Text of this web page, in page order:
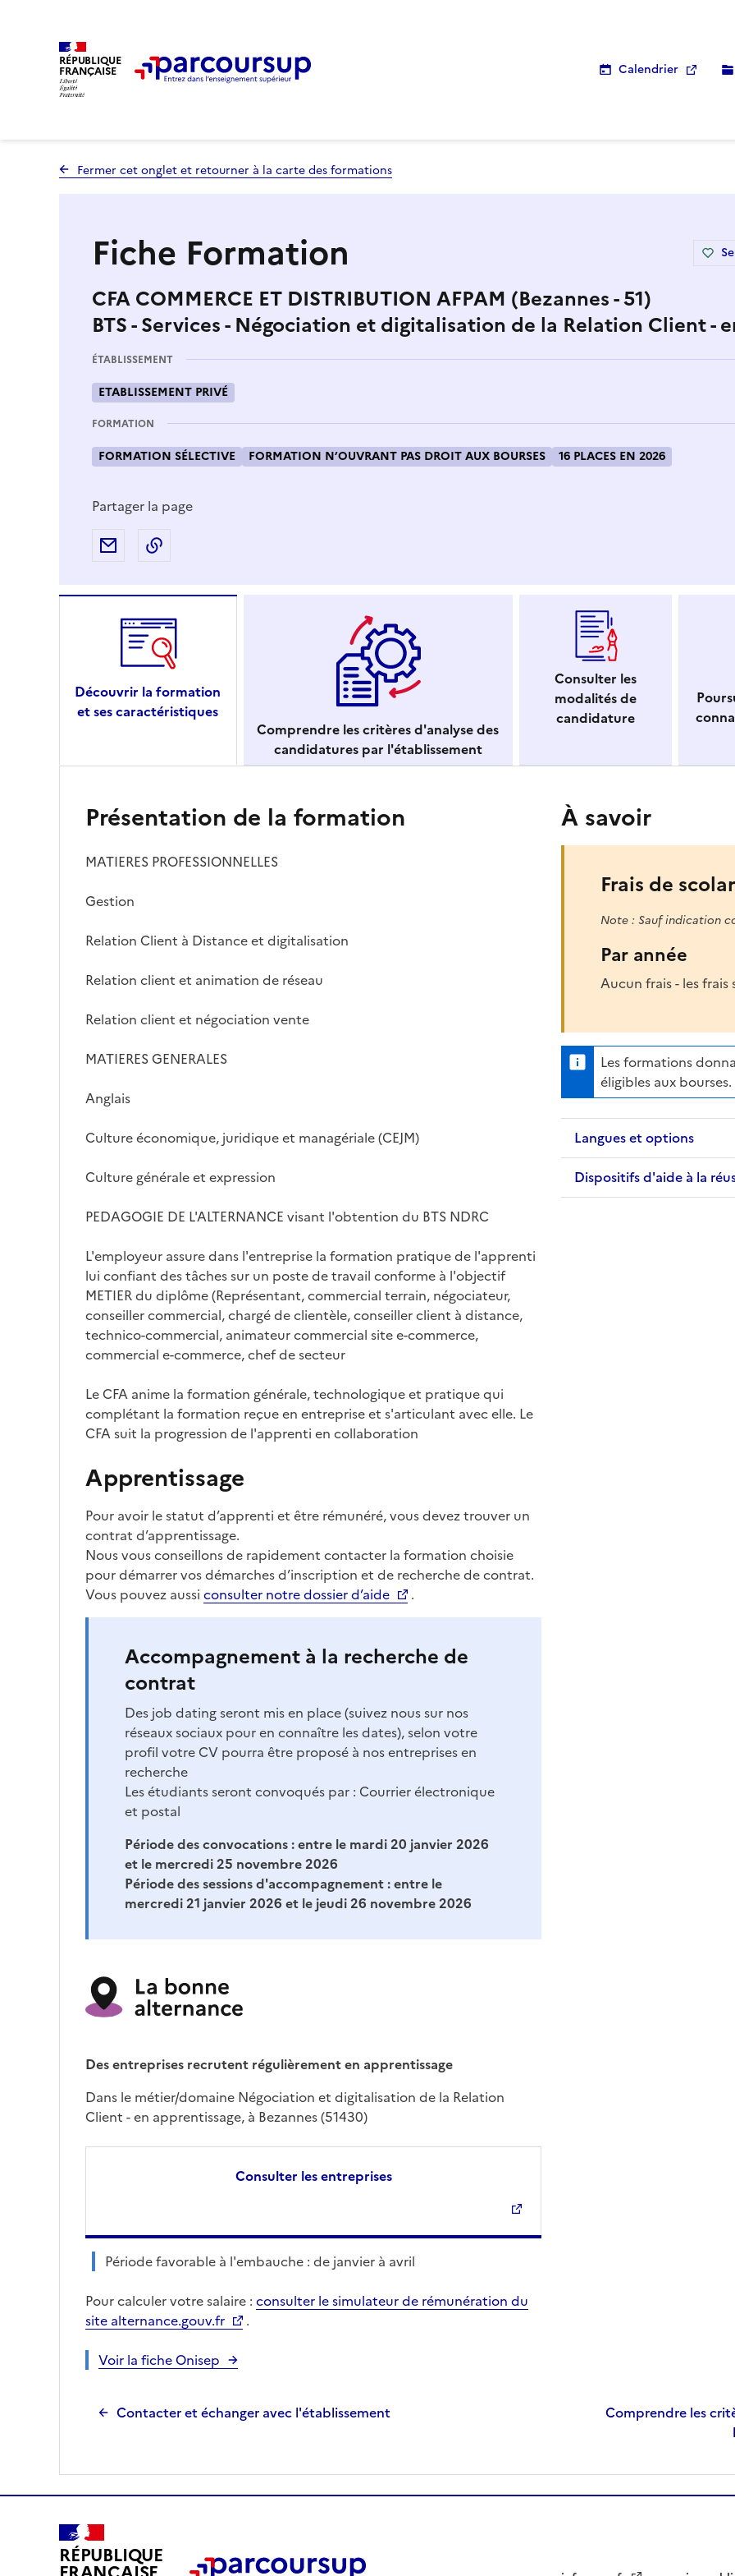
RÉPUBLIQUE
FRANÇAISE Calendrier
Fermer cet onglet et retourner à la carte des formations
Fiche Formation
CFA COMMERCE ET DISTRIBUTION AFPAM (Bezannes - 51)
BTS - Services - Négociation et digitalisation de la Relation Client -
ÉTABLISSEMENT
ETABLISSEMENT PRIVÉ
FORMATION
FORMATION SÉLECTIVE FORMATION N’OUVRANT PAS DROIT AUX BOURSES 16 PLACES EN 2026
Partager la page
Partager par e-mail
Découvrir la formation
et ses caractéristiques
Comprendre les critères d'analyse des
candidatures par l'établissement
Consulter les
modalités de
candidature
Présentation de la formation
MATIERES PROFESSIONNELLES
Gestion
Relation Client à Distance et digitalisation
Relation client et animation de réseau
Relation client et négociation vente
MATIERES GENERALES
Anglais
Culture économique, juridique et managériale (CEJM)
Culture générale et expression
PEDAGOGIE DE L'ALTERNANCE visant l'obtention du BTS NDRC
L'employeur assure dans l'entreprise la formation pratique de l'apprenti
lui confiant des tâches sur un poste de travail conforme à l'objectif
METIER du diplôme (Représentant, commercial terrain, négociateur,
conseiller commercial, chargé de clientèle, conseiller client à distance,
technico-commercial, animateur commercial site e-commerce,
commercial e-commerce, chef de secteur
Le CFA anime la formation générale, technologique et pratique qui
complétant la formation reçue en entreprise et s'articulant avec elle. Le
CFA suit la progression de l'apprenti en collaboration
Apprentissage
Pour avoir le statut d’apprenti et être rémunéré, vous devez trouver un
contrat d’apprentissage.
Nous vous conseillons de rapidement contacter la formation choisie
pour démarrer vos démarches d’inscription et de recherche de contrat.
Vous pouvez aussi consulter notre dossier d’aide .
Accompagnement à la recherche de
contrat
Des job dating seront mis en place (suivez nous sur nos
réseaux sociaux pour en connaître les dates), selon votre
profil votre CV pourra être proposé à nos entreprises en
recherche
Les étudiants seront convoqués par : Courrier électronique
et postal
Période des convocations :entre le mardi 20 janvier 2026
et le mercredi 25 novembre 2026
Période des sessions d'accompagnement :entre le
mercredi 21 janvier 2026 et le jeudi 26 novembre 2026
Des entreprises recrutent régulièrement en apprentissage
Dans le métier/domaine Négociation et digitalisation de la Relation
Client - en apprentissage, à Bezannes (51430)
Consulter les entreprises
Période favorable à l'embauche : de janvier à avril
Pour calculer votre salaire : consulter le simulateur de rémunération du
site alternance.gouv.fr
.
Voir la fiche Onisep
À savoir
Frais de
Note : Sauf indication
Par année
Aucun frais - les
Les formations
éligibles aux bourses.
Langues et options
Dispositifs d'aide à la
Contacter et échanger avec l'établissement
Comprendre les
RÉPUBLIQUE